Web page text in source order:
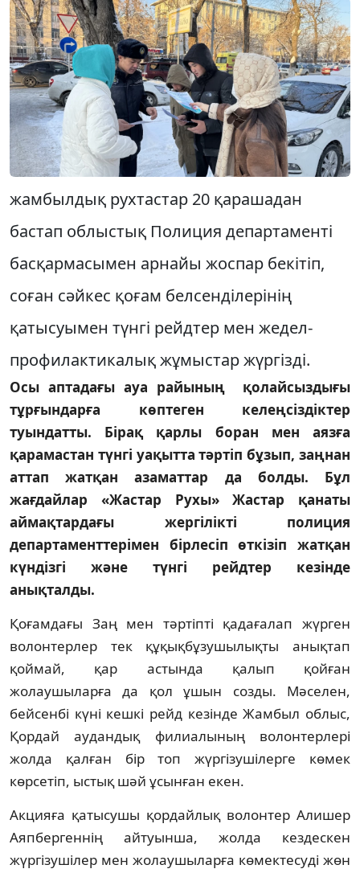
жамбылдық рухтастар 20 қарашадан
бастап облыстық Полиция департаменті
басқармасымен арнайы жоспар бекітіп,
соған сәйкес қоғам белсенділерінің
қатысуымен түнгі рейдтер мен жедел-
профилактикалық жұмыстар жүргізді.
Осы аптадағы ауа райының қолайсыздығы
тұрғындарға көптеген келеңсіздіктер
туындатты. Бірақ қарлы боран мен аязға
қарамастан түнгі уақытта тәртіп бұзып, заңнан
аттап жатқан азаматтар да болды. Бұл
жағдайлар «Жастар Рухы» Жастар қанаты
аймақтардағы жергілікті полиция
департаменттерімен бірлесіп өткізіп жатқан
күндізгі және түнгі рейдтер кезінде
анықталды.
Қоғамдағы Заң мен тәртіпті қадағалап жүрген
волонтерлер тек құқықбұзушылықты анықтап
қоймай, қар астында қалып қойған
жолаушыларға да қол ұшын созды. Мәселен,
бейсенбі күні кешкі рейд кезінде Жамбыл облыс,
Қордай аудандық филиалының волонтерлері
жолда қалған бір топ жүргізушілерге көмек
көрсетіп, ыстық шәй ұсынған екен.
Акцияға қатысушы қордайлық волонтер Алишер
Аяпбергеннің айтуынша, жолда кездескен
жүргізушілер мен жолаушыларға көмектесуді жөн